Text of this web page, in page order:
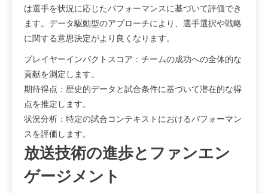
は選手を状況に応じたパフォーマンスに基づいて評価でき
ます。データ駆動型のアプローチにより、選手選択や戦略
に関する意思決定がより良くなります。
プレイヤーインパクトスコア：チームの成功への全体的な
貢献を測定します。
期待得点：歴史的データと試合条件に基づいて潜在的な得
点を推定します。
状況分析：特定の試合コンテキストにおけるパフォーマン
スを評価します。
放送技術の進歩とファンエン
ゲージメント